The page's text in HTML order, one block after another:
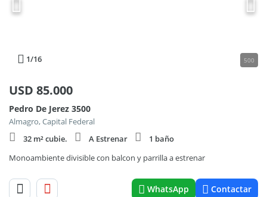
1/16 500
USD 85.000
Pedro De Jerez 3500
Almagro, Capital Federal
32 m² cubie.
A Estrenar
1 baño
Monoambiente divisible con balcon y parrilla a estrenar
WhatsApp Contactar